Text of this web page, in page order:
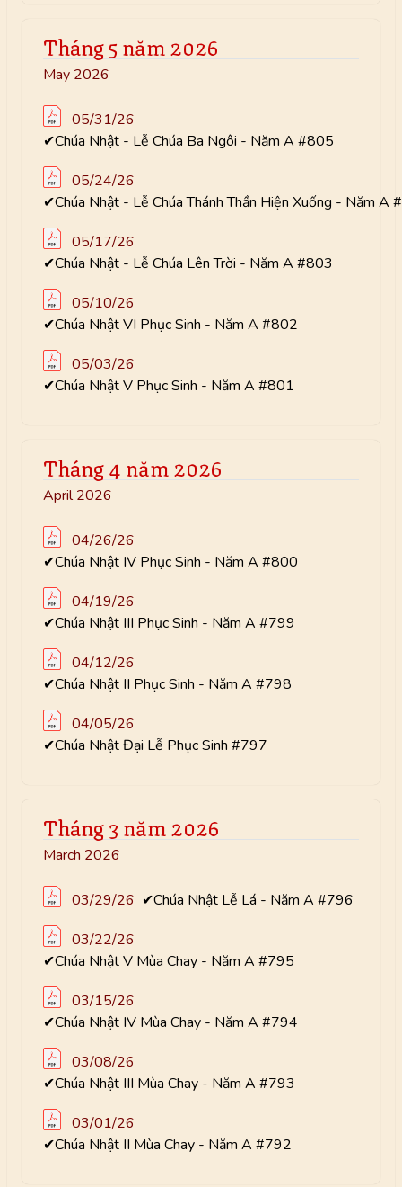
Tháng 5 năm 2026
May 2026
05/31/26
✔Chúa Nhật - Lễ Chúa Ba Ngôi - Năm A #805
05/24/26
✔Chúa Nhật - Lễ Chúa Thánh Thần Hiện Xuống - Năm A
05/17/26
✔Chúa Nhật - Lễ Chúa Lên Trời - Năm A #803
05/10/26
✔Chúa Nhật VI Phục Sinh - Năm A #802
05/03/26
✔Chúa Nhật V Phục Sinh - Năm A #801
Tháng 4 năm 2026
April 2026
04/26/26
✔Chúa Nhật IV Phục Sinh - Năm A #800
04/19/26
✔Chúa Nhật III Phục Sinh - Năm A #799
04/12/26
✔Chúa Nhật II Phục Sinh - Năm A #798
04/05/26
✔Chúa Nhật Đại Lễ Phục Sinh #797
Tháng 3 năm 2026
March 2026
03/29/26 ✔Chúa Nhật Lễ Lá - Năm A #796
03/22/26
✔Chúa Nhật V Mùa Chay - Năm A #795
03/15/26
✔Chúa Nhật IV Mùa Chay - Năm A #794
03/08/26
✔Chúa Nhật III Mùa Chay - Năm A #793
03/01/26
✔Chúa Nhật II Mùa Chay - Năm A #792